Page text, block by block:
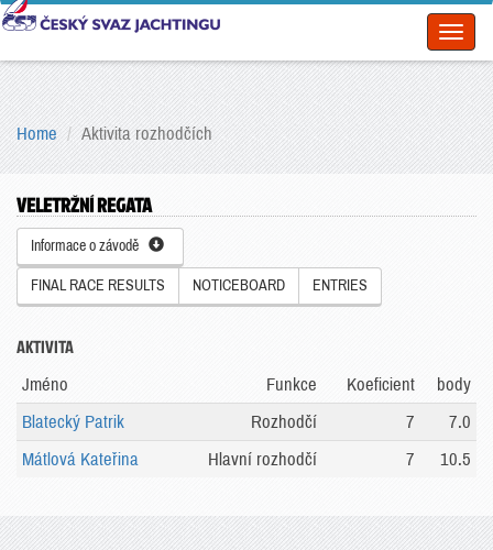
Home Aktivita rozhodčích
VELETRŽNÍ REGATA
Informace o závodě
FINAL RACE RESULTS NOTICEBOARD ENTRIES
AKTIVITA
Jméno Funkce Koeficient
body
Blatecký Patrik
Rozhodčí 7
7.0
Mátlová Kateřina
Hlavní rozhodčí 7 10.5